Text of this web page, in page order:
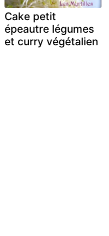
Cake petit
épeautre légumes
et curry végétalien